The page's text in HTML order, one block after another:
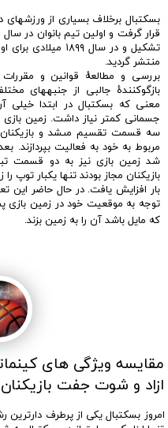
بسکتبال برخلاف بسيارى از ورزشهاى
تشکيل و در سال
منتشر گرديد.
بررسى و مطالعهٔ قوانين و
بازگوکنندهٔ جالبى از جنبههاى
معنى که بسکتبال در ابتدا خيلى
جسمانى کمتر نياز داشت. زمين
سه قسمت تقسيم مىشد و بازيکنان
مربوط به خود به فعاليت بپردازند.
شد زمين بازى نيز به دو قسمت
بازيکنان مجاز بودند تنها يکبار توپ
بار افزايش يافت. در حال حاضر اين
توجه به موقعيت خود در زمين بازى
که مايل باشد آن را به زمين بزند. ​​​​​​​
مقایسه ویژگی های
ازاد و شوت جفت
امروز بسکتبال یکی از پرطرف